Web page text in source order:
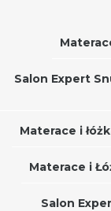
Salon Expert
Materace i
Materace i
Salon